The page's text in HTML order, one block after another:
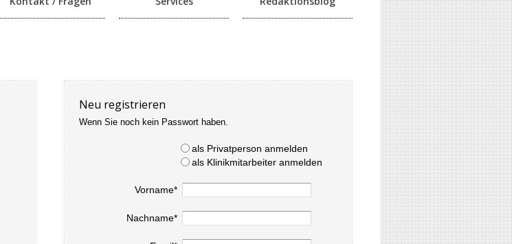
Neu registrieren
Wenn Sie noch kein Passwort haben.
als Privatperson anmelden
als Klinikmitarbeiter anmelden
Vorname*
Nachname*